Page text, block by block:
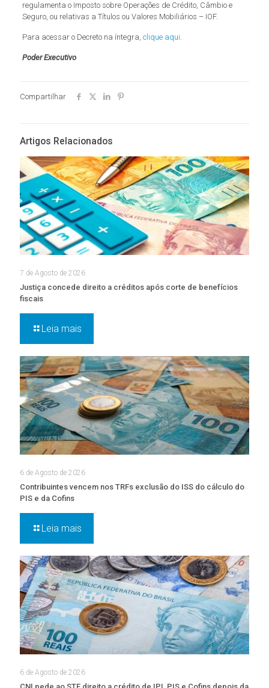
regulamenta o Imposto sobre Operações de Crédito, Câmbio e
Seguro, ou relativas a Títulos ou Valores Mobiliários – IOF.
Para acessar o Decreto na íntegra, clique aqui
Poder Executivo
Compartilhar
Artigos Relacionados
7 de Agosto de 2026
Justiça concede direito a créditos após corte de benefícios
fiscais
Leia mais
6 de Agosto de 2026
Contribuintes vencem nos TRFs exclusão do ISS do cálculo do
PIS e da Cofins
Leia mais
6 de Agosto de 2026